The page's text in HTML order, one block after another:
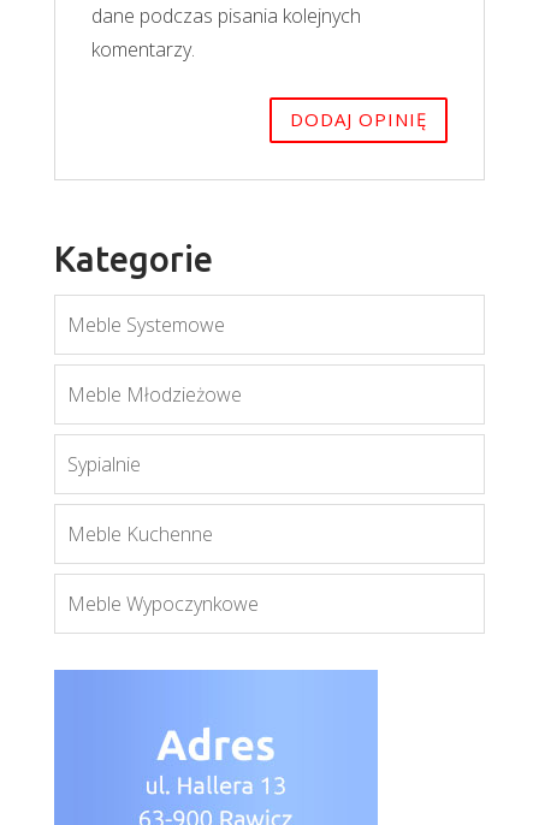
dane podczas pisania kolejnych
komentarzy.
Kategorie
Meble Systemowe
Meble Młodzieżowe
Sypialnie
Meble Kuchenne
Meble Wypoczynkowe